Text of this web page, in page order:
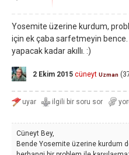
Yosemite üzerine kurdum,
için ek çaba sarfetmeyin
yapacak kadar akıllı. :)
2 Ekim 2015 cüneyt Uzman (
Cüneyt Bey,
Bende Yosemite üzerine kurdum